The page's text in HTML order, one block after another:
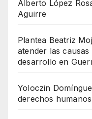
Alberto López
Aguirre
Plantea Beatriz
atender las
desarrollo en
Yoloczin
derechos